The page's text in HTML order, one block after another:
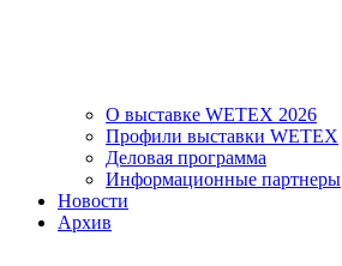
О выставке WETEX 2026
Профили выставки WETEX
Деловая программа
Информационные партнеры
Новости
Архив